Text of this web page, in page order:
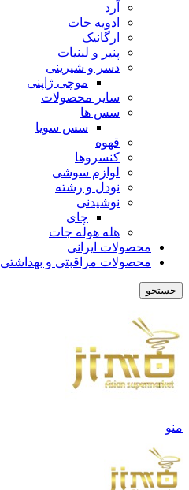
آرد
ادویه جات
ارگانیک
پنیر و لبنیات
دسر و شیرینی
موچی ژاپنی
سایر محصولات
سس ها
سس سویا
قهوه
کنسروها
لوازم سوشی
نودل و رشته
نوشیدنی
چای
هله هوله جات
محصولات ایرانی
محصولات مراقبتی و بهداشتی
جستجو
منو